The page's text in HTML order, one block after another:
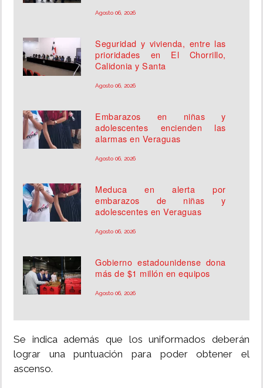
Agosto 06, 2026
Seguridad y vivienda, entre las
prioridades en El Chorrillo,
Calidonia y Santa
Agosto 06, 2026
Embarazos en niñas y
adolescentes encienden las
alarmas en Veraguas
Agosto 06, 2026
Meduca en alerta por
embarazos de niñas y
adolescentes en Veraguas
Agosto 06, 2026
Gobierno estadounidense dona
más de $1 millón en equipos
Agosto 06, 2026
Se indica además que los uniformados deberán
lograr una puntuación para poder obtener el
ascenso.